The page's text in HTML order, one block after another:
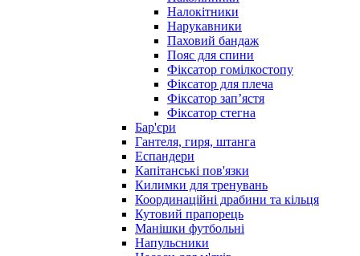
Налокітники
Нарукавники
Паховий бандаж
Пояс для спини
Фіксатор гомілкостопу
Фіксатор для плеча
Фіксатор запʼястя
Фіксатор стегна
Бар'єри
Гантеля, гиря, штанга
Еспандери
Капітанські пов'язки
Килимки для тренувань
Координаційні драбини та кільця
Кутовий прапорець
Манішки футбольні
Напульсники